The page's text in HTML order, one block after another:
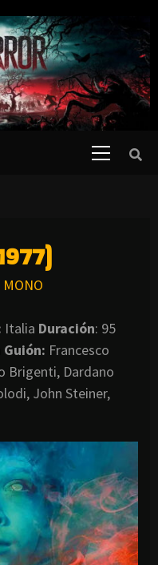
MONO
Italia Duración: 95
Guión: Francesco
Brigenti, Dardano
John Steiner,